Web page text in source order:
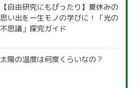
【自由研究にもぴったり】夏休みの
思い出を一生モノの学びに！「光の
不思議」探究ガイド
太陽の温度は何度くらいなの？